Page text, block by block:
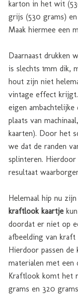
karton in het wit
grijs (530 grams)
Maak hiermee een
Daarnaast drukken
is slechts 1mm dik,
hout zijn niet
vintage effect
eigen
plaats van
kaarten). Door het
we dat de randen
splinteren.
resultaat
Helemaal hip nu
kraftlook kaartje
doordat er niet op
afbeelding van
Hierdoor passen de
materialen met een
Kraftlook komt het
grams en 320